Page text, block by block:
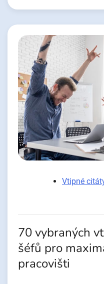
Vtipné
70 vybraných
šéfů pro
pracovišti